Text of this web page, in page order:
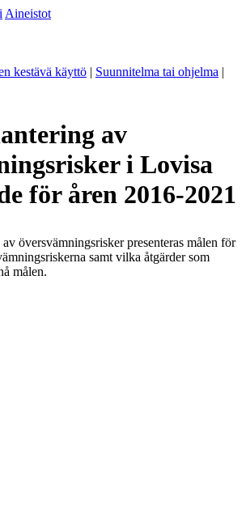
Aineistot
kestävä käyttö | Suunnitelma tai ohjelma |
av
i Lovisa
för åren 2016-2021
översvämningsrisker presenteras målen för
samt vilka åtgärder som
målen.